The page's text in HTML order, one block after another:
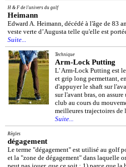
H & F de l'univers du golf
Heimann
Edward A. Heimann, décédé à l'âge de 83
veste verte d’Augusta telle qu'elle est
Suite...
Technique
Arm-Lock Putting
L' Arm-Lock Putting est
et grip long permettant,
d'appuyer le shaft sur
sur l'avant bras, on
club au cours du
meilleures trajectoires de
Suite...
Règles
dégagement
Le terme "dégagement" est utilisé au golf
et la "zone de dégagement" dans laquelle